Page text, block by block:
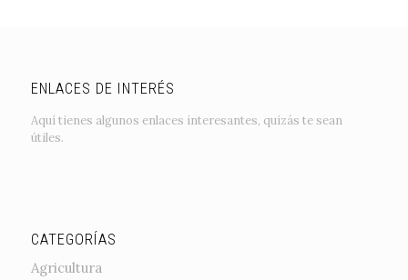
ENLACES DE INTERÉS
Aquí tienes algunos enlaces interesantes, quizás te sean
útiles.
CATEGORÍAS
Agricultura